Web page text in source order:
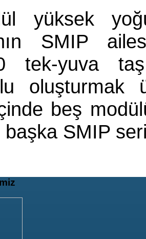
yüksek
SMIP
tek-yuva
oluşturmak
beş
başka SMIP